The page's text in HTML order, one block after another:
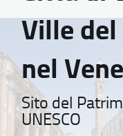
Ville
nel
Sito del
UNESCO